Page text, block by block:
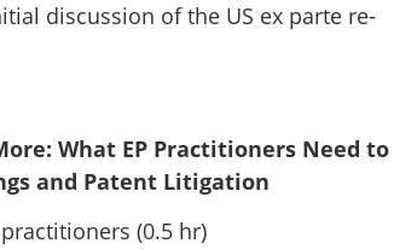
discussion of the US ex parte re-
What EP Practitioners Need to
and Patent Litigation
(0.5 hr)